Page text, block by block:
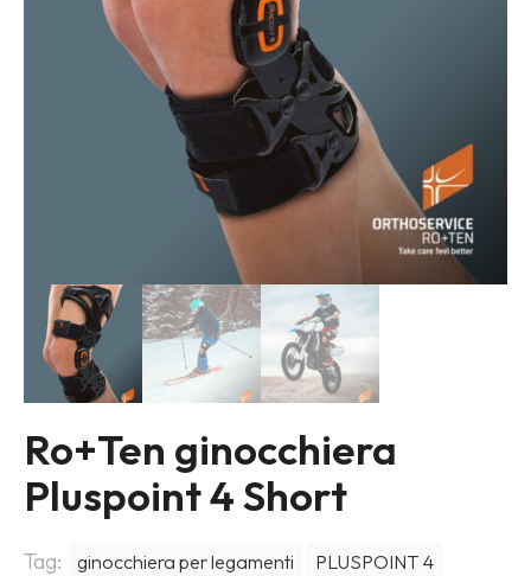
Ro+Ten ginocchiera
Pluspoint 4 Short
Tag: ginocchiera per legamenti PLUSPOINT 4